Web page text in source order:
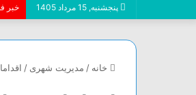
پنجشنبه, 15 مرداد 1405 خبر
خانه / مدیریت شهری /